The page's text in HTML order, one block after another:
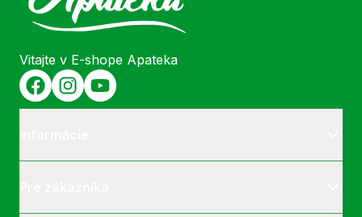
Vitajte v E-shope Apateka